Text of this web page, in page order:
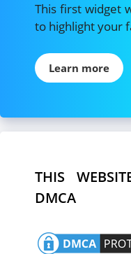
This first widget
to highlight your
Learn more
THIS
DMCA